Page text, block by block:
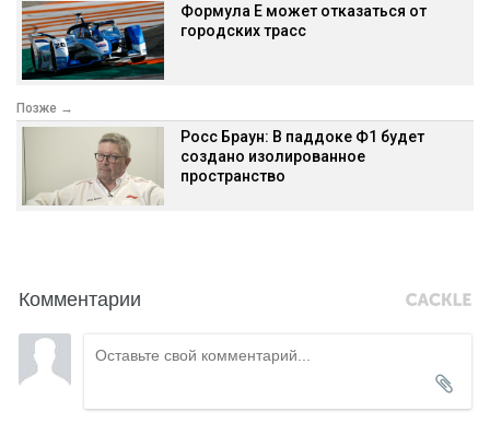
Формула E может отказаться от
городских трасс
Позже →
Росс Браун: В паддоке Ф1 будет
создано изолированное
пространство
Комментарии